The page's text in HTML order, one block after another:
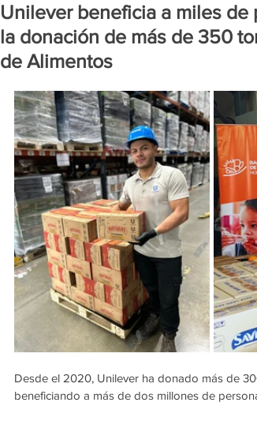
Unilever beneficia a miles
la donación de más de 350
de Alimentos
Desde el 2020, Unilever ha donado más de
beneficiando a más de dos millones de